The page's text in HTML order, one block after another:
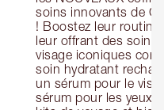
soins innovants de
! Boostez leur routine
leur offrant des soins
visage iconiques
soin hydratant
un sérum pour le
sérum pour les yeux,